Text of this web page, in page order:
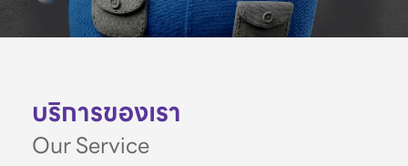
บริการของเรา
Our Service